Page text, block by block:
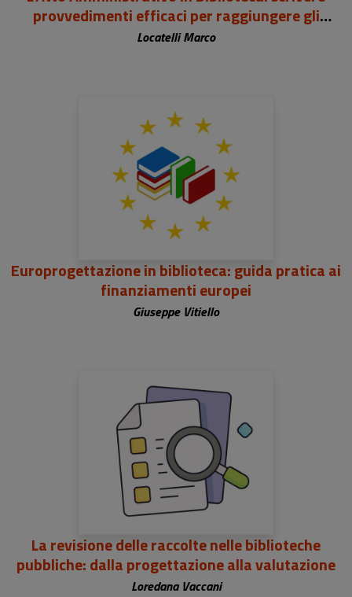
provvedimenti efficaci per raggiungere gli
obiettivi
Locatelli Marco
Europrogettazione in biblioteca: guida pratica ai
finanziamenti europei
Giuseppe Vitiello
La revisione delle raccolte nelle biblioteche
pubbliche: dalla progettazione alla valutazione
Loredana Vaccani